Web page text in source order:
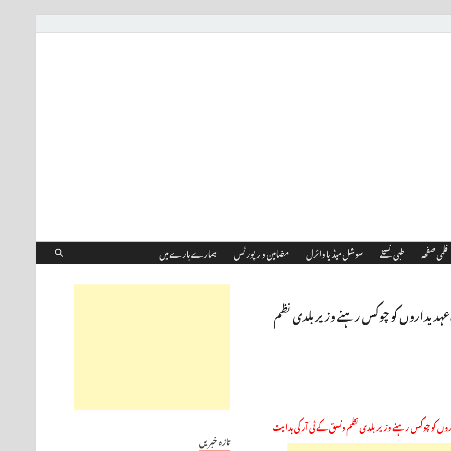
فلمی صفحہ طبی نسخے سوشل میڈیا وائرل مضامین و رپورٹس ہمارے بارے میں
کو چوکس رہنے وزیر بلدی نظم
کو چوکس رہنے وزیر بلدی نظم ونسق کے ٹی آر کی ہدایت
تازہ خبریں